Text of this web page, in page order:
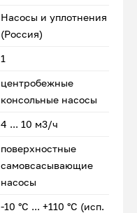
Насосы и уплотнения
(Россия)
1
центробежные
консольные насосы
4 ... 10 м3/ч
поверхностные
самовсасывающие
насосы
-10 °С ... +110 °С (исп.